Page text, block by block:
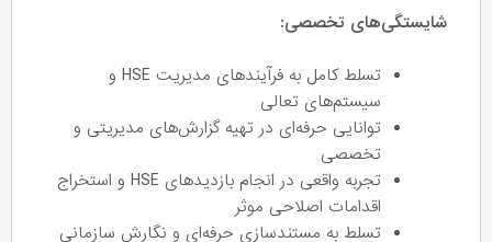
شایستگی‌های تخصصی:
تسلط کامل به فرآیندهای مدیریت HSE و
سیستم‌های تعالی
توانایی حرفه‌ای در تهیه گزارش‌های مدیریتی و
تخصصی
تجربه واقعی در انجام بازدیدهای HSE و استخراج
اقدامات اصلاحی موثر
تسلط به مستندسازی حرفه‌ای و نگارش سازمانی